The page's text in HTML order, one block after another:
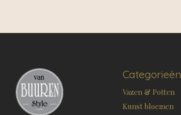
Categorieën
Vazen & Potten
Kunst bloemen